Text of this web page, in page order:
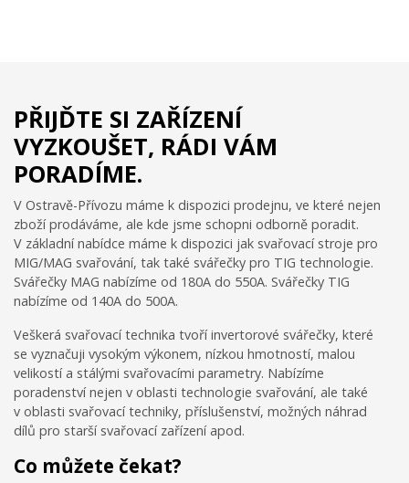
PŘIJĎTE SI ZAŘÍZENÍ
VYZKOUŠET, RÁDI VÁM
PORADÍME.
V Ostravě-Přívozu máme k dispozici prodejnu, ve které nejen
zboží prodáváme, ale kde jsme schopni odborně poradit.
V základní nabídce máme k dispozici jak svařovací stroje pro
MIG/MAG svařování, tak také svářečky pro TIG technologie.
Svářečky MAG nabízíme od 180A do 550A. Svářečky TIG
nabízíme od 140A do 500A.
Veškerá svařovací technika tvoří invertorové svářečky, které
se vyznačuji vysokým výkonem, nízkou hmotností, malou
velikostí a stálými svařovacími parametry. Nabízíme
poradenství nejen v oblasti technologie svařování, ale také
v oblasti svařovací techniky, příslušenství, možných náhrad
dílů pro starší svařovací zařízení apod.
Co můžete čekat?